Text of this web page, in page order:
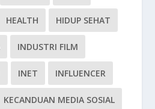
HEALTH HIDUP SEHAT
INDUSTRI FILM
INET INFLUENCER
KECANDUAN MEDIA SOSIAL